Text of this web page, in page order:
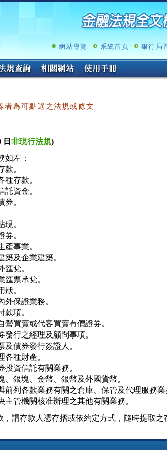
跳
容
網站導覽 系統首頁 銀行局
者為可點選之法規或條文
日 非現行法規)
如左：
款。
種存款。
託資金。
券。
現。
券。
產事業。
築及企業建築。
匯兌。
匯票承兌。
狀。
外保證業務。
款項。
營買賣或代客買賣有價證券。
發行之經理及顧問事項。
及債券發行簽證人。
各種財產。
投資信託有關業務。
、銀塊、金幣、銀幣及外國貨幣。
前列各款業務有關之倉庫、保管及代理服務業
主管機關核准辦理之其他有關業務。
謂存款人憑存摺或依約定方式，隨時提取之